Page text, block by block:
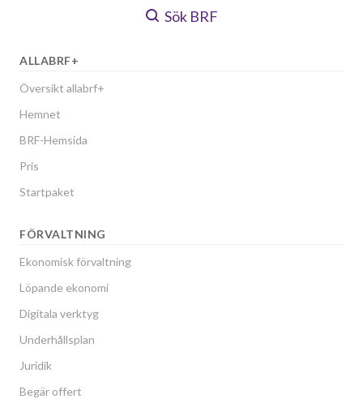
Sök BRF
ALLABRF+
Översikt allabrf+
Hemnet
BRF-Hemsida
Pris
Startpaket
FÖRVALTNING
Ekonomisk förvaltning
Löpande ekonomi
Digitala verktyg
Underhållsplan
Juridik
Begär offert